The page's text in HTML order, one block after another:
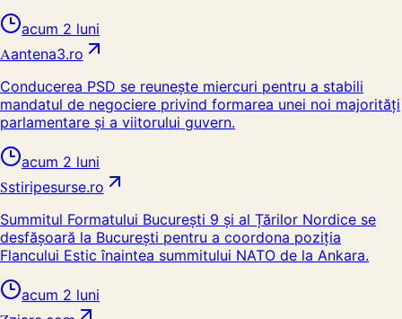
acum 2 luni
Aantena3.ro
Conducerea PSD se reunește miercuri pentru a stabili
mandatul de negociere privind formarea unei noi majorități
parlamentare și a viitorului guvern.
acum 2 luni
Sstiripesurse.ro
Summitul Formatului București 9 și al Țărilor Nordice se
desfășoară la București pentru a coordona poziția
Flancului Estic înaintea summitului NATO de la Ankara.
acum 2 luni